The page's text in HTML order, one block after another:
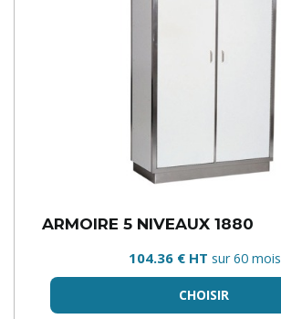
ARMOIRE 5 NIVEAUX 1880
104.36 € HT sur 60 mois
CHOISIR